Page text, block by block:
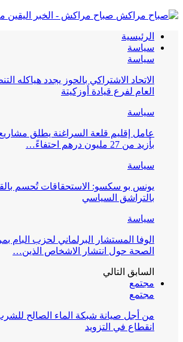
صباح مراكش - الخبر اليقين
الرئيسية
سياسة
سياسة
الاتحاد الاشتراكي بالحوز يجدد هياكله
العام لفرع قيادة أوزكيتة
سياسة
عامل إقليم قلعة السراغنة يطلق مشاريع
بأزيد من 27 مليون درهم احتفاءً…
سياسة
يونس بو سكسو: الاستحقاقات تُحسم
بالتراشق السياسي
سياسة
الوفا المستشار البرلماني لحزب البام
الصحة حول انتشار الاشخاص الذين…
السابق التالي
مجتمع
مجتمع
من أجل صيانة شبكة الماء الصالح
انقطاع في التزويد